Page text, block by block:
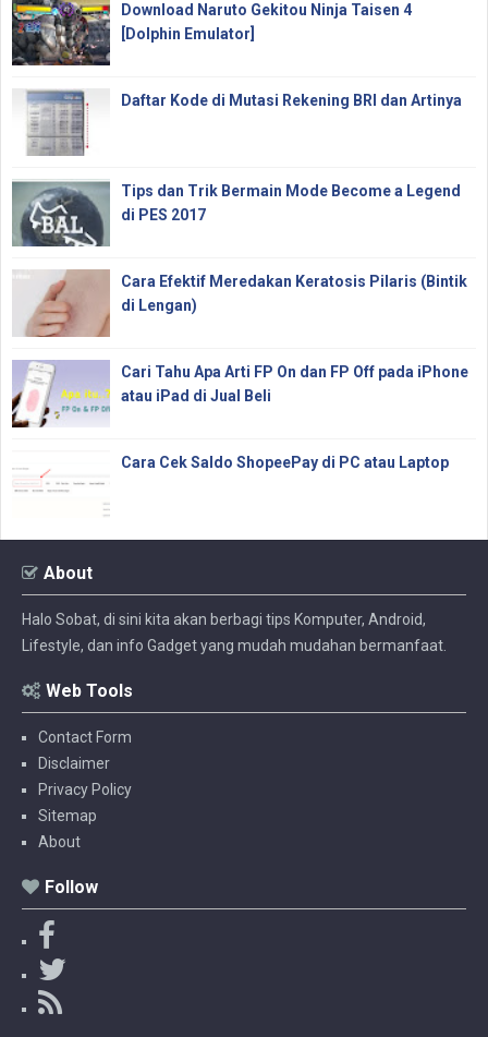
Download Naruto Gekitou Ninja Taisen 4
[Dolphin Emulator]
Daftar Kode di Mutasi Rekening BRI dan Artinya
Tips dan Trik Bermain Mode Become a Legend
di PES 2017
Cara Efektif Meredakan Keratosis Pilaris (Bintik
di Lengan)
Cari Tahu Apa Arti FP On dan FP Off pada iPhone
atau iPad di Jual Beli
Cara Cek Saldo ShopeePay di PC atau Laptop
About
Halo Sobat, di sini kita akan berbagi tips Komputer, Android,
Lifestyle, dan info Gadget yang mudah mudahan bermanfaat.
Web Tools
Contact Form
Disclaimer
Privacy Policy
Sitemap
About
Follow
a
c
e